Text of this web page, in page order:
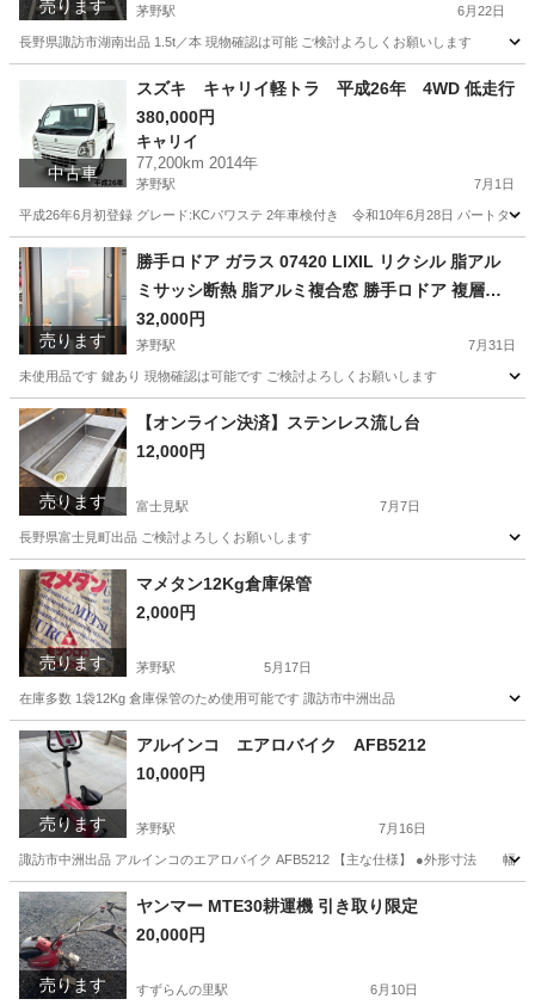
売ります 茅野駅 6月22日
長野県諏訪市湖南出品 1.5t／本 現物確認は可能 ご検討よろしくお願いします
茅野駅 その他
中古車
スズキ キャリイ軽トラ 平成26年 4WD 低走行
380,000円
キャリイ
77,200km 2014年
茅野駅 7月1日
平成26年6月初登録 グレード:KCパワステ 2年車検付き 令和10年6月28日 パートタ
長野 諏訪市 茅野駅 キャリイ
売ります
勝手ロドア ガラス 07420 LIXIL リクシル 脂アル
ミサッシ断熱 脂アルミ複合窓 勝手ロドア 複層ガ
ラス リフォーム DIY
32,000円
茅野駅 7月31日
未使用品です 鍵あり 現物確認は可能です ご検討よろしくお願いします
長野 諏訪市 茅野駅 その他
売ります
【オンライン決済】ステンレス流し台
12,000円
富士見駅 7月7日
長野県富士見町出品 ご検討よろしくお願いします
長野 諏訪郡 富士見駅 その他 流し台
売ります
マメタン12Kg倉庫保管
2,000円
茅野駅 5月17日
在庫多数 1袋12Kg 倉庫保管のため使用可能です 諏訪市中洲出品
長野 諏訪市 茅野駅 12K
売ります
アルインコ エアロバイク AFB5212
10,000円
茅野駅 7月16日
諏訪市中洲出品 アルインコのエアロバイク AFB5212 【主な仕様】 ●外形寸法
長野 諏訪市 フィットネス、トレーニング
売ります
ヤンマー MTE30耕運機 引き取り限定
20,000円
すずらんの里駅 6月10日